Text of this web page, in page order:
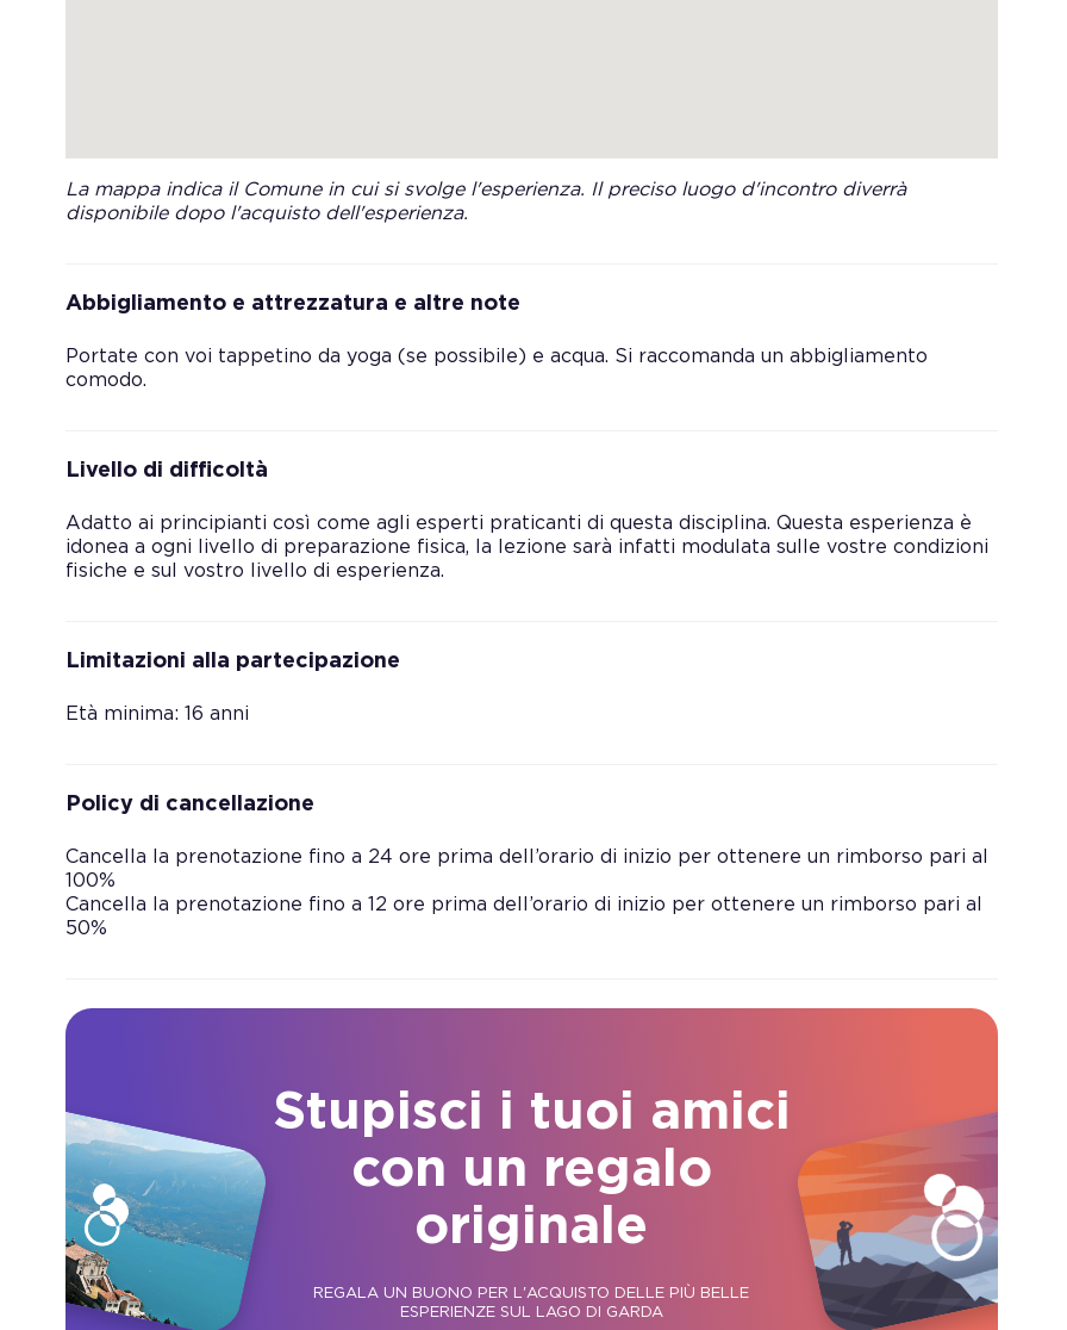
La mappa indica il Comune in cui si svolge l'esperienza. Il preciso luogo d'incontro diverrà
disponibile dopo l'acquisto dell'esperienza.
Abbigliamento e attrezzatura e altre note
Portate con voi tappetino da yoga (se possibile) e acqua. Si raccomanda un abbigliamento
comodo.
Livello di difficoltà
Adatto ai principianti così come agli esperti praticanti di questa disciplina. Questa esperienza è
idonea a ogni livello di preparazione fisica, la lezione sarà infatti modulata sulle vostre condizioni
fisiche e sul vostro livello di esperienza.
Limitazioni alla partecipazione
Età minima: 16 anni
Policy di cancellazione
Cancella la prenotazione fino a 24 ore prima dell’orario di inizio per ottenere un rimborso pari al
100%
Cancella la prenotazione fino a 12 ore prima dell’orario di inizio per ottenere un rimborso pari al
50%
Stupisci i tuoi amici
con un regalo
originale
REGALA UN BUONO PER L'ACQUISTO DELLE PIÙ BELLE
ESPERIENZE SUL LAGO DI GARDA